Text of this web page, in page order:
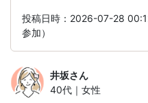
投稿日時：2026-07-28
参加）
井坂さん
40代｜女性